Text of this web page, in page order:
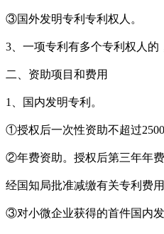
③国外发明专利专利权人。
3、一项专利有多个专利权人的
二、资助项目和费用
1、国内发明专利。
①授权后一次性资助不超过2500
②年费资助。授权后第三年年费
经国知局批准减缴有关专利费
③对小微企业获得的首件国内发